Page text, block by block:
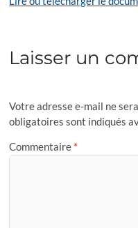
Laisser un
Votre adresse e-mail ne
obligatoires sont indiqués
Commentaire *